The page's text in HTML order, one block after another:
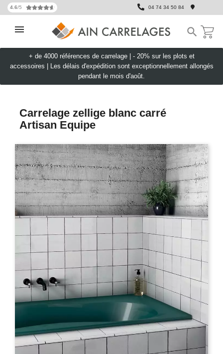
4.6/5 04 74 34 50 84

+ de 4000 références de carrelage | - 20% sur les plots et
accessoires
Les délais d'expédition sont exceptionnellement allongés
pendant le mois d'août.
Carrelage zellige blanc carré
Artisan Equipe